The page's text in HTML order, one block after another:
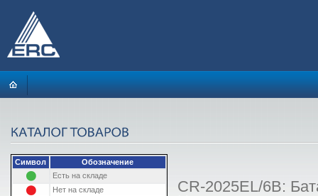
Символ
Обозначение
Есть на складе
Нет на складе
CR-2025EL/6B: